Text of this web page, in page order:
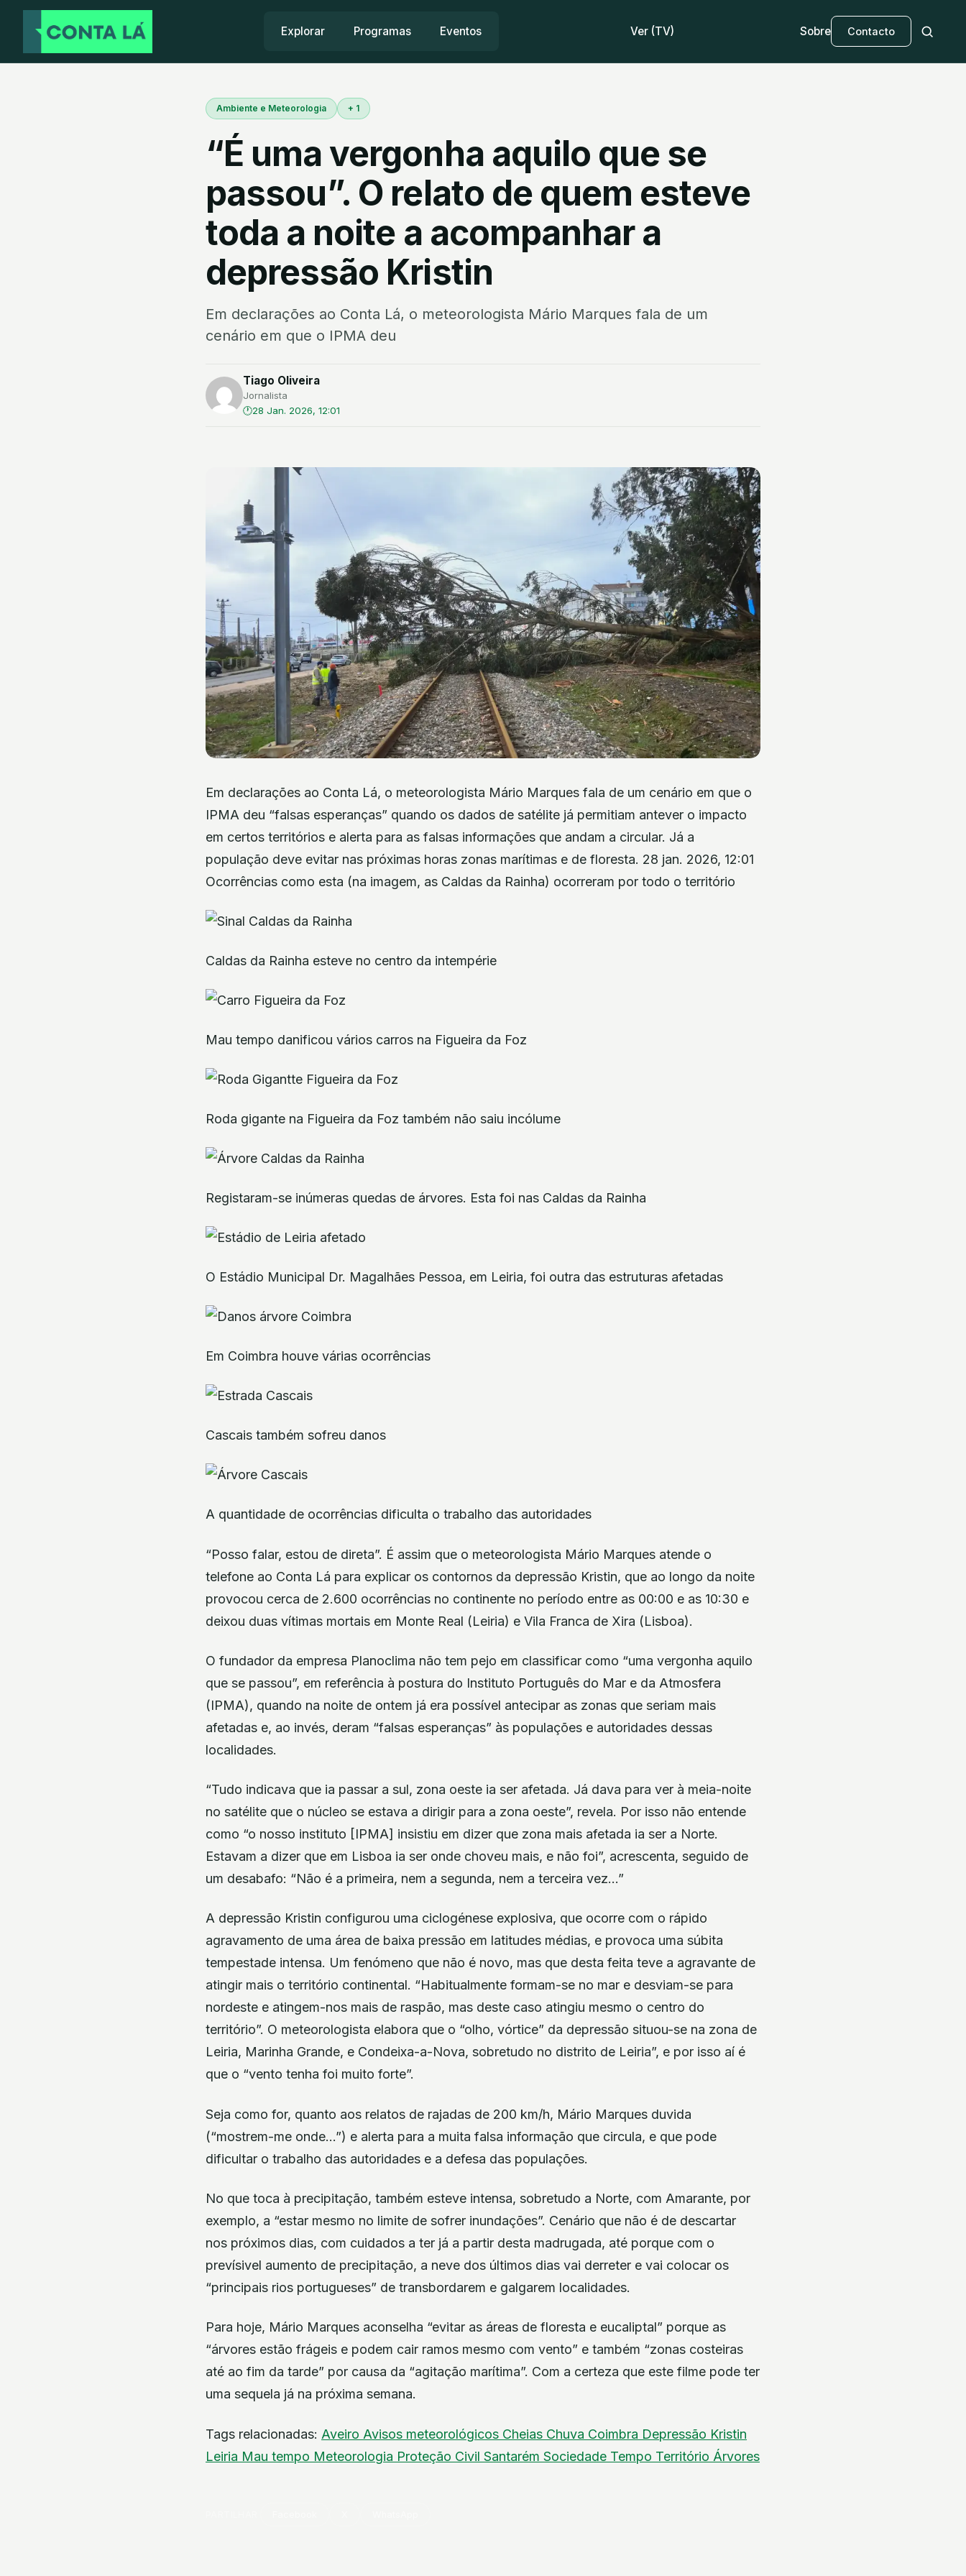
Explorar Programas Eventos Ver (TV) Sobre Contacto
Ambiente e Meteorologia + 1
“É uma vergonha aquilo que se
passou”. O relato de quem esteve
toda a noite a acompanhar a
depressão Kristin
Em declarações ao Conta Lá, o meteorologista Mário Marques fala de um
cenário em que o IPMA deu
Tiago Oliveira
Jornalista
28 Jan. 2026, 12:01
Em declarações ao Conta Lá, o meteorologista Mário Marques fala de um cenário em que o
IPMA deu “falsas esperanças” quando os dados de satélite já permitiam antever o impacto
em certos territórios e alerta para as falsas informações que andam a circular. Já a
população deve evitar nas próximas horas zonas marítimas e de floresta. 28 jan. 2026, 12:01
Ocorrências como esta (na imagem, as Caldas da Rainha) ocorreram por todo o território
Caldas da Rainha esteve no centro da intempérie
Mau tempo danificou vários carros na Figueira da Foz
Roda gigante na Figueira da Foz também não saiu incólume
Registaram-se inúmeras quedas de árvores. Esta foi nas Caldas da Rainha
O Estádio Municipal Dr. Magalhães Pessoa, em Leiria, foi outra das estruturas afetadas
Em Coimbra houve várias ocorrências
Cascais também sofreu danos
A quantidade de ocorrências dificulta o trabalho das autoridades
“Posso falar, estou de direta”. É assim que o meteorologista Mário Marques atende o
telefone ao Conta Lá para explicar os contornos da depressão Kristin, que ao longo da noite
provocou cerca de 2.600 ocorrências no continente no período entre as 00:00 e as 10:30 e
deixou duas vítimas mortais em Monte Real (Leiria) e Vila Franca de Xira (Lisboa).
O fundador da empresa Planoclima não tem pejo em classificar como “uma vergonha aquilo
que se passou”, em referência à postura do Instituto Português do Mar e da Atmosfera
(IPMA), quando na noite de ontem já era possível antecipar as zonas que seriam mais
afetadas e, ao invés, deram “falsas esperanças” às populações e autoridades dessas
localidades.
“Tudo indicava que ia passar a sul, zona oeste ia ser afetada. Já dava para ver à meia-noite
no satélite que o núcleo se estava a dirigir para a zona oeste”, revela. Por isso não entende
como “o nosso instituto [IPMA] insistiu em dizer que zona mais afetada ia ser a Norte.
Estavam a dizer que em Lisboa ia ser onde choveu mais, e não foi”, acrescenta, seguido de
um desabafo: “Não é a primeira, nem a segunda, nem a terceira vez…”
A depressão Kristin configurou uma ciclogénese explosiva, que ocorre com o rápido
agravamento de uma área de baixa pressão em latitudes médias, e provoca uma súbita
tempestade intensa. Um fenómeno que não é novo, mas que desta feita teve a agravante de
atingir mais o território continental. “Habitualmente formam-se no mar e desviam-se para
nordeste e atingem-nos mais de raspão, mas deste caso atingiu mesmo o centro do
território”. O meteorologista elabora que o “olho, vórtice” da depressão situou-se na zona de
Leiria, Marinha Grande, e Condeixa-a-Nova, sobretudo no distrito de Leiria”, e por isso aí é
que o “vento tenha foi muito forte”.
Seja como for, quanto aos relatos de rajadas de 200 km/h, Mário Marques duvida
(“mostrem-me onde…”) e alerta para a muita falsa informação que circula, e que pode
dificultar o trabalho das autoridades e a defesa das populações.
No que toca à precipitação, também esteve intensa, sobretudo a Norte, com Amarante, por
exemplo, a “estar mesmo no limite de sofrer inundações”. Cenário que não é de descartar
nos próximos dias, com cuidados a ter já a partir desta madrugada, até porque com o
prevísivel aumento de precipitação, a neve dos últimos dias vai derreter e vai colocar os
“principais rios portugueses” de transbordarem e galgarem localidades.
Para hoje, Mário Marques aconselha “evitar as áreas de floresta e eucaliptal” porque as
“árvores estão frágeis e podem cair ramos mesmo com vento” e também “zonas costeiras
até ao fim da tarde” por causa da “agitação marítima”. Com a certeza que este filme pode ter
uma sequela já na próxima semana.
Tags relacionadas: Aveiro Avisos meteorológicos Cheias Chuva Coimbra Depressão Kristin
Leiria Mau tempo Meteorologia Proteção Civil Santarém Sociedade Tempo Território Árvores